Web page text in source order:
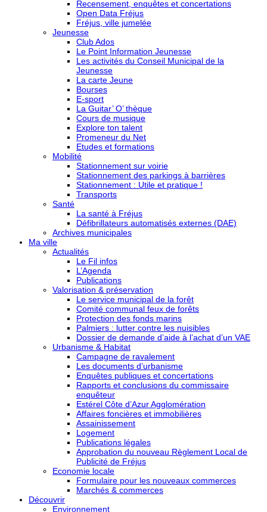
Recensement, enquêtes et concertations
Open Data Fréjus
Fréjus, ville jumelée
Jeunesse
Club Ados
Le Point Information Jeunesse
Les activités du Conseil Municipal de la
Jeunesse
La carte Jeune
Bourses
E-sport
La Guitar’ O’ thèque
Cours de musique
Explore ton talent
Promeneur du Net
Etudes et formations
Mobilité
Stationnement sur voirie
Stationnement des parkings à barrières
Stationnement : Utile et pratique !
Transports
Santé
La santé à Fréjus
Défibrillateurs automatisés externes (DAE)
Archives municipales
Ma ville
Actualités
Le Fil infos
L’Agenda
Publications
Valorisation & préservation
Le service municipal de la forêt
Comité communal feux de forêts
Protection des fonds marins
Palmiers : lutter contre les nuisibles
Dossier de demande d’aide à l’achat d’un VAE
Urbanisme & Habitat
Campagne de ravalement
Les documents d’urbanisme
Enquêtes publiques et concertations
Rapports et conclusions du commissaire
enquêteur
Estérel Côte d’Azur Agglomération
Affaires foncières et immobilières
Assainissement
Logement
Publications légales
Approbation du nouveau Règlement Local de
Publicité de Fréjus
Economie locale
Formulaire pour les nouveaux commerces
Marchés & commerces
Découvrir
Environnement